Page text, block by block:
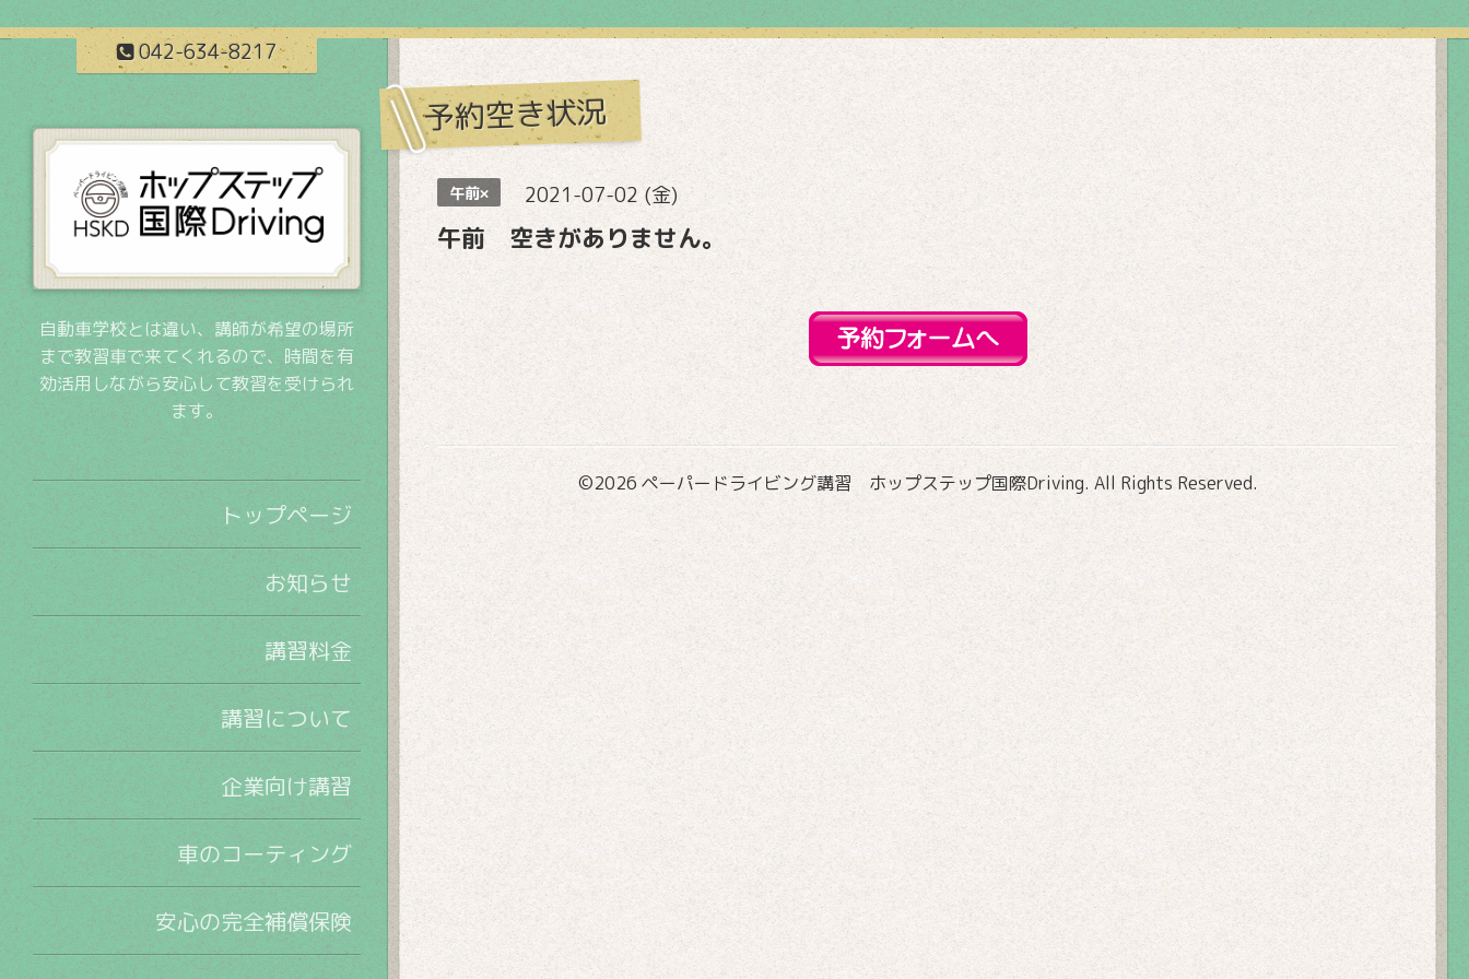
042-634-8217
予約空き状況
午前× 2021-07-02 (金)
午前 空きがありません。
©2026 ペーパードライビング講習 ホップステップ国際Driving. All Rights Reserved.
自動車学校とは違い、講師が希望の場所
まで教習車で来てくれるので、時間を有
効活用しながら安心して教習を受けられ
ます。
トップページ
お知らせ
講習料金
講習について
企業向け講習
車のコーティング
安心の完全補償保険